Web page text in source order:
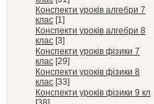
Конспекти уроків алгебри 7
клас [1]
Конспекти уроків алгебри 8
клас [3]
Конспекти уроків фізики 7
клас [29]
Конспекти уроків фізики 8
клас [33]
Конспекти уроків фізики 9 кл